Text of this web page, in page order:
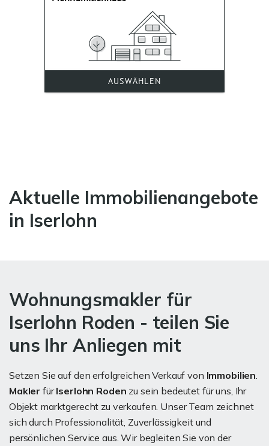
Aktuelle Immobilienangebote
in Iserlohn
Wohnungsmakler für
Iserlohn Roden - teilen Sie
uns Ihr Anliegen mit
Setzen Sie auf den erfolgreichen Verkauf von Immobilien
Makler fürIserlohn Roden zu sein bedeutet für uns, Ihr
Objekt marktgerecht zu verkaufen. Unser Team zeichnet
sich durch Professionalität, Zuverlässigkeit und
persönlichen Service aus. Wir begleiten Sie von der